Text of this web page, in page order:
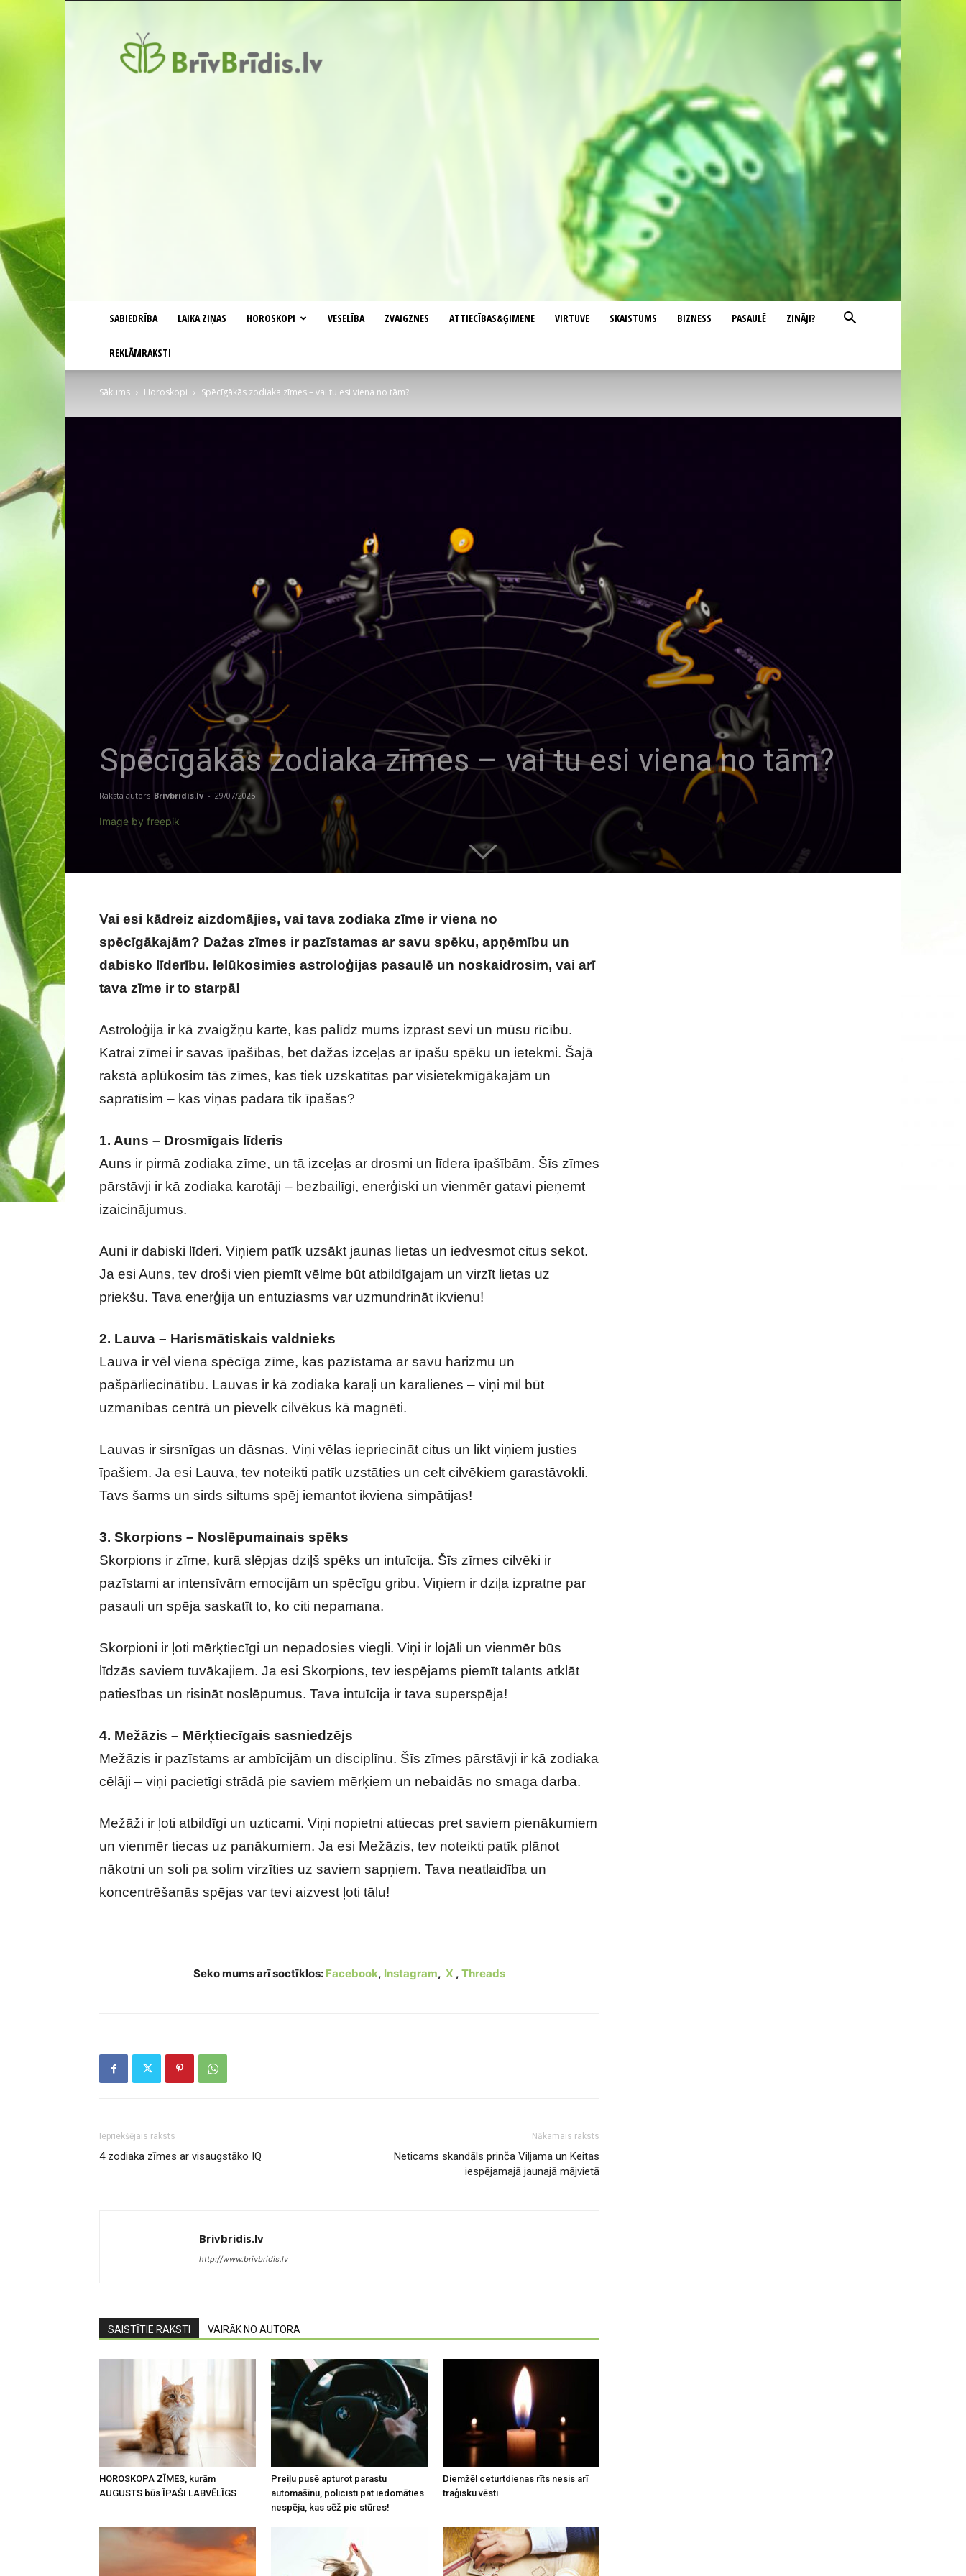
SABIEDRĪBA LAIKA ZIŅAS HOROSKOPI VESELĪBA ZVAIGZNES ATTIECĪBAS&ĢIMENE VIRTUVE SKAISTUMS BIZNESS PASAULĒ ZINĀJI?
REKLĀMRAKSTI
Sākums Horoskopi Spēcīgākās zodiaka zīmes – vai tu esi viena no tām?
Spēcīgākās zodiaka zīmes – vai tu esi viena no tām?
Raksta autors Brivbridis.lv - 29/07/2025
Image by freepik
Vai esi kādreiz aizdomājies, vai tava zodiaka zīme ir viena no
spēcīgākajām? Dažas zīmes ir pazīstamas ar savu spēku, apņēmību un
dabisko līderību. Ielūkosimies astroloģijas pasaulē un noskaidrosim, vai arī
tava zīme ir to starpā!
Astroloģija ir kā zvaigžņu karte, kas palīdz mums izprast sevi un mūsu rīcību.
Katrai zīmei ir savas īpašības, bet dažas izceļas ar īpašu spēku un ietekmi. Šajā
rakstā aplūkosim tās zīmes, kas tiek uzskatītas par visietekmīgākajām un
sapratīsim – kas viņas padara tik īpašas?
1. Auns – Drosmīgais līderis
Auns ir pirmā zodiaka zīme, un tā izceļas ar drosmi un līdera īpašībām. Šīs zīmes
pārstāvji ir kā zodiaka karotāji – bezbailīgi, enerģiski un vienmēr gatavi pieņemt
izaicinājumus.
Auni ir dabiski līderi. Viņiem patīk uzsākt jaunas lietas un iedvesmot citus sekot.
Ja esi Auns, tev droši vien piemīt vēlme būt atbildīgajam un virzīt lietas uz
priekšu. Tava enerģija un entuziasms var uzmundrināt ikvienu!
2. Lauva – Harismātiskais valdnieks
Lauva ir vēl viena spēcīga zīme, kas pazīstama ar savu harizmu un
pašpārliecinātību. Lauvas ir kā zodiaka karaļi un karalienes – viņi mīl būt
uzmanības centrā un pievelk cilvēkus kā magnēti.
Lauvas ir sirsnīgas un dāsnas. Viņi vēlas iepriecināt citus un likt viņiem justies
īpašiem. Ja esi Lauva, tev noteikti patīk uzstāties un celt cilvēkiem garastāvokli.
Tavs šarms un sirds siltums spēj iemantot ikviena simpātijas!
3. Skorpions – Noslēpumainais spēks
Skorpions ir zīme, kurā slēpjas dziļš spēks un intuīcija. Šīs zīmes cilvēki ir
pazīstami ar intensīvām emocijām un spēcīgu gribu. Viņiem ir dziļa izpratne par
pasauli un spēja saskatīt to, ko citi nepamana.
Skorpioni ir ļoti mērķtiecīgi un nepadosies viegli. Viņi ir lojāli un vienmēr būs
līdzās saviem tuvākajiem. Ja esi Skorpions, tev iespējams piemīt talants atklāt
patiesības un risināt noslēpumus. Tava intuīcija ir tava superspēja!
4. Mežāzis – Mērķtiecīgais sasniedzējs
Mežāzis ir pazīstams ar ambīcijām un disciplīnu. Šīs zīmes pārstāvji ir kā zodiaka
cēlāji – viņi pacietīgi strādā pie saviem mērķiem un nebaidās no smaga darba.
Mežāži ir ļoti atbildīgi un uzticami. Viņi nopietni attiecas pret saviem pienākumiem
un vienmēr tiecas uz panākumiem. Ja esi Mežāzis, tev noteikti patīk plānot
nākotni un soli pa solim virzīties uz saviem sapņiem. Tava neatlaidība un
koncentrēšanās spējas var tevi aizvest ļoti tālu!
Seko mums arī soctīklos: Facebook, Instagram, X , Threads
Iepriekšējais raksts
4 zodiaka zīmes ar visaugstāko IQ
Nākamais raksts
Neticams skandāls prinča Viljama un Keitas
iespējamajā jaunajā mājvietā
Brivbridis.lv
http://www.brivbridis.lv
SAISTĪTIE RAKSTI VAIRĀK NO AUTORA
HOROSKOPA ZĪMES, kurām
AUGUSTS būs ĪPAŠI LABVĒLĪGS
Preiļu pusē apturot parastu
automašīnu, policisti pat iedomāties
nespēja, kas sēž pie stūres!
Diemžēl ceturtdienas rīts nesis arī
traģisku vēsti